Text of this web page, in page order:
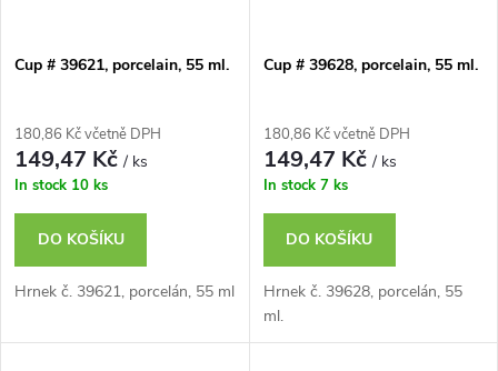
Cup # 39621, porcelain, 55 ml.
180,86 Kč včetně DPH
149,47 Kč/ ks
In stock 10 ks
DO KOŠÍKU
Hrnek č. 39621, porcelán, 55 ml
Cup # 39628, porcelain, 55 ml.
180,86 Kč včetně DPH
149,47 Kč/ ks
In stock 7 ks
DO KOŠÍKU
Hrnek č. 39628, porcelán, 55
ml.